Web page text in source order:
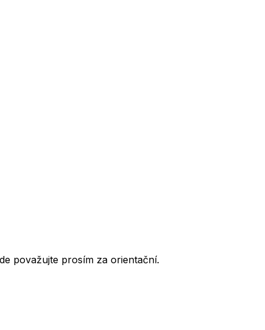
považujte prosím za orientační.